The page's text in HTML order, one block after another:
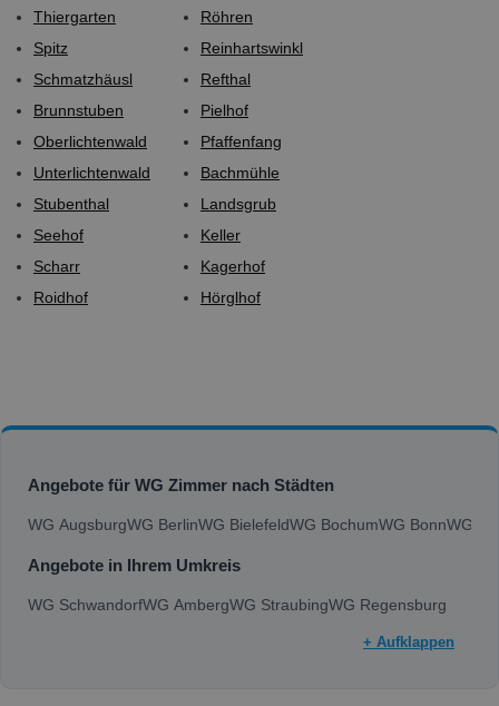
Thiergarten
Spitz
Schmatzhäusl
Brunnstuben
Oberlichtenwald
Unterlichtenwald
Stubenthal
Seehof
Scharr
Roidhof
Röhren
Reinhartswinkl
Refthal
Pielhof
Pfaffenfang
Bachmühle
Landsgrub
Keller
Kagerhof
Hörglhof
Angebote für WG Zimmer nach Städten
WG AugsburgWG BerlinWG BielefeldWG BochumWG BonnWG
Angebote in Ihrem Umkreis
WG SchwandorfWG AmbergWG StraubingWG Regensburg
+ Aufklappen